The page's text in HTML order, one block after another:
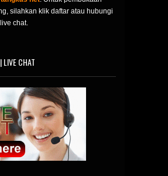
silahkan klik daftar atau hubungi
chat.
LIVE CHAT